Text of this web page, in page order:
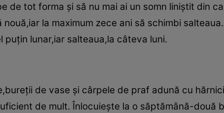
de tot forma şi să nu mai ai un somn liniştit din
la maximum zece ani să schimbi
lunar,iar salteaua,la câteva luni.
de vase şi cârpele de praf adună cu
de mult. Înlocuieşte la o săptămână-două